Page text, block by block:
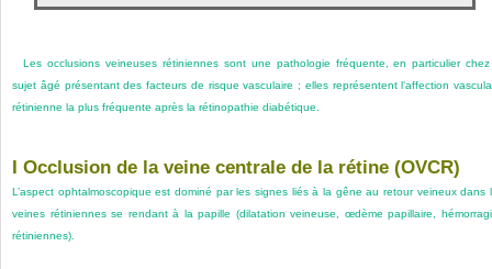
Les occlusions veineuses rétiniennes sont une pathologie fréquente, en particulier
sujet âgé présentant des facteurs de risque vasculaire ; elles représentent l’affection
rétinienne la plus fréquente après la rétinopathie diabétique.
I Occlusion de la veine centrale de la rétine (OVCR)
L’aspect ophtalmoscopique est dominé par les signes liés à la gêne au retour veineux dans
veines rétiniennes se rendant à la papille (dilatation veineuse, œdème papillaire,
rétiniennes).